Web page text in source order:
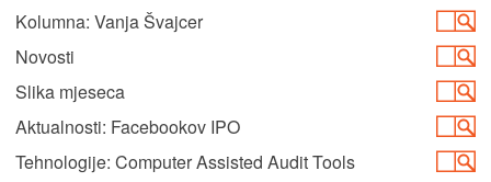
Kolumna: Vanja Švajcer
Novosti
Slika mjeseca
Aktualnosti: Facebookov IPO
Tehnologije: Computer Assisted Audit Tools